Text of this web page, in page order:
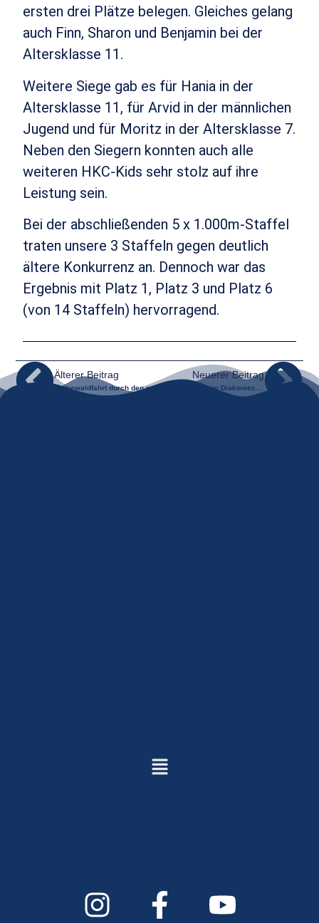
ersten drei Plätze belegen. Gleiches gelang
auch Finn, Sharon und Benjamin bei der
Altersklasse 11.
Weitere Siege gab es für Hania in der
Altersklasse 11, für Arvid in der männlichen
Jugend und für Moritz in der Altersklasse 7.
Neben den Siegern konnten auch alle
weiteren HKC-Kids sehr stolz auf ihre
Leistung sein.
Bei der abschließenden 5 x 1.000m-Staffel
traten unsere 3 Staffeln gegen deutlich
ältere Konkurrenz an. Dennoch war das
Ergebnis mit Platz 1, Platz 3 und Platz 6
(von 14 Staffeln) hervorragend.
Älterer Beitrag
Spreewaldfahrt durch den goldenen Herbst
Neuerer Beitrag
Adventsmarkt im Diakoniezentrum